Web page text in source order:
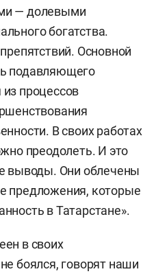
— долевыми
богатства.
Основной
подавляющего
процессов
В своих работах
преодолеть. И это
выводы. Они облечены
предложения, которые
в Татарстане».
в своих
боялся, говорят наши